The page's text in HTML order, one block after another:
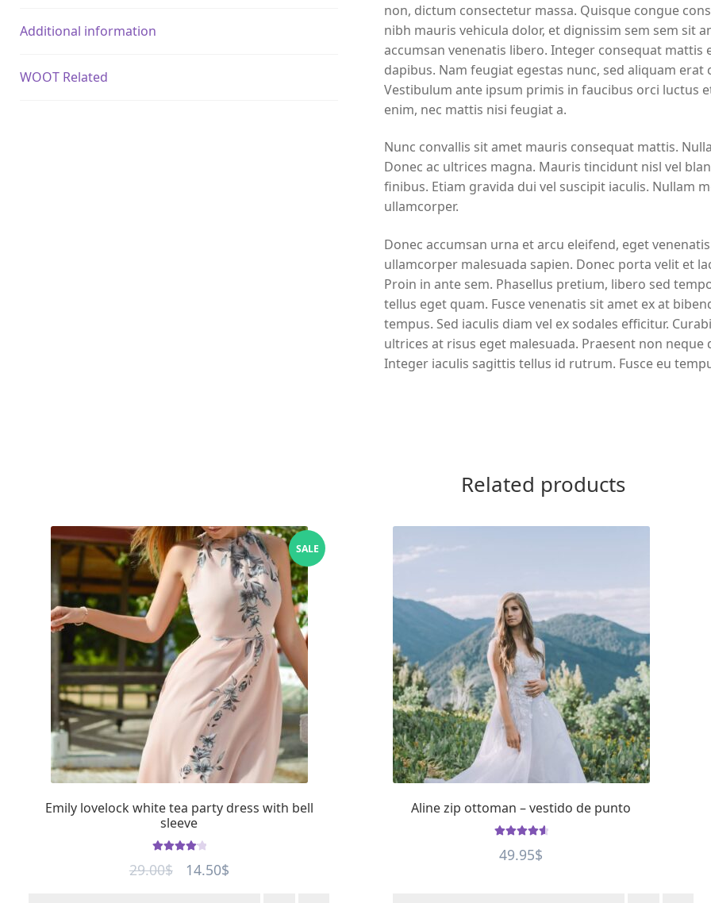
Additional information
WOOT Related
non, dictum consectetur massa. Quisque congue
nibh mauris vehicula dolor, et dignissim sem sem sit
accumsan venenatis libero. Integer consequat
dapibus. Nam feugiat egestas nunc, sed aliquam
Vestibulum ante ipsum primis in faucibus orci luctus
enim, nec mattis nisi feugiat a.
Nunc convallis sit amet mauris consequat mattis.
Donec ac ultrices magna. Mauris tincidunt nisl vel
finibus. Etiam gravida dui vel suscipit iaculis. Nullam
ullamcorper.
Donec accumsan urna et arcu eleifend, eget
ullamcorper malesuada sapien. Donec porta velit et
Proin in ante sem. Phasellus pretium, libero sed
tellus eget quam. Fusce venenatis sit amet ex at
tempus. Sed iaculis diam vel ex sodales efficitur.
ultrices at risus eget malesuada. Praesent non
Integer iaculis sagittis tellus id rutrum. Fusce eu
Related products
Emily lovelock white tea party dress with bell
sleeve
out of 5
SALE
29.00$
Original
14.50$Current
Aline zip ottoman – vestido de punto
out of 5
49.95$